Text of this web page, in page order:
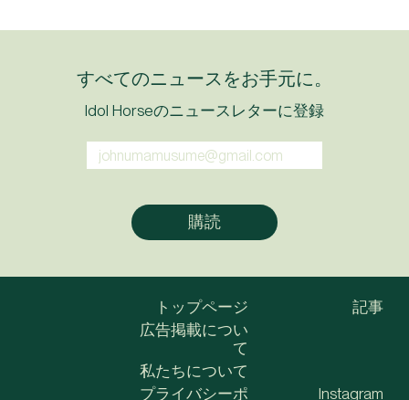
すべてのニュースをお手元に。
Idol Horseのニュースレターに登録
トップページ
広告掲載につい
て
私たちについて
記事
プライバシーポ Instagram